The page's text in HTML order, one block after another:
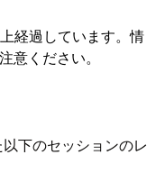
経過しています。情
意ください。
下のセッションのレ